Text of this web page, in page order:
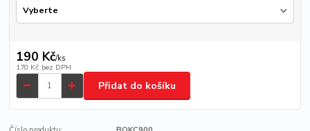
190 Kč/ks
170 Kč bez DPH
Přidat do košíku